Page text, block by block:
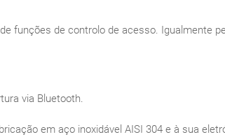
funções de controlo de acesso. Igualmente
via Bluetooth.
em aço inoxidável AISI 304 e à sua